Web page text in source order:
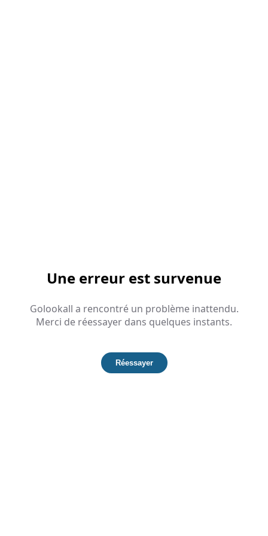
Une erreur est survenue
Golookall a rencontré un problème inattendu.
Merci de réessayer dans quelques instants.
Réessayer